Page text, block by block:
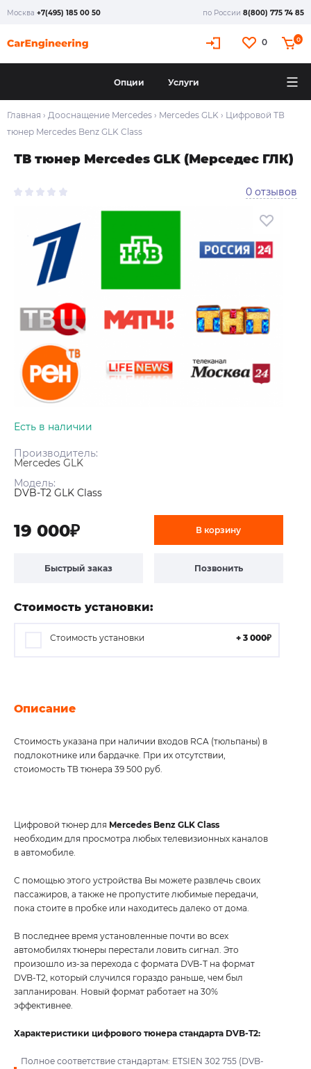
Москва +7(495) 185 00 50 по России 8(800) 775 74 85
0 0
Опции Услуги
Главная › Дооснащение Mercedes › Mercedes GLK › Цифровой ТВ
тюнер Mercedes Benz GLK Class
ТВ тюнер Mercedes GLK (Мерседес ГЛК)
0 отзывов
Есть в наличии
Производитель:
Mercedes GLK
Модель:
DVB-T2 GLK Class
19 000₽ В корзину
Быстрый заказ Позвонить
Стоимость установки:
Стоимость установки + 3 000₽
Описание
Отзывов (0)
Стоимость указана при наличии входов RCA (тюльпаны) в
подлокотнике или бардачке. При их отсутствии,
стоиомость ТВ тюнера 39 500 руб.
Цифровой тюнер для Mercedes Benz GLK Class
необходим для просмотра любых телевизионных каналов
в автомобиле.
С помощью этого устройства Вы можете развлечь своих
пассажиров, а также не пропустите любимые передачи,
пока стоите в пробке или находитесь далеко от дома.
В последнее время установленные почти во всех
автомобилях тюнеры перестали ловить сигнал. Это
произошло из-за перехода с формата DVB-T на формат
DVB-T2, который случился гораздо раньше, чем был
запланирован. Новый формат работает на 30%
эффективнее.
Характеристики цифрового тюнера стандарта DVB-T2:
Полное соответствие стандартам: ETSIEN 302 755 (DVB-